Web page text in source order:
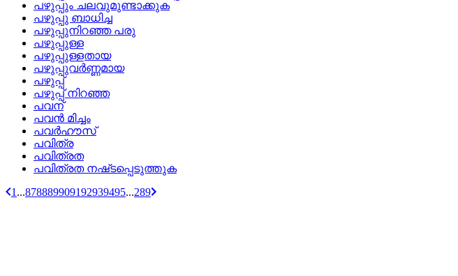
പഴുപ്പും ചലവുമുണ്ടാക്കുക
പഴുപ്പു ബാധിച്ച
പഴുപ്പുനിറഞ്ഞ പരു
പഴുപ്പുള്ള
പഴുപ്പുള്ളതായ
പഴുപ്പുവര്‍ണ്ണമായ
പഴുപ്പ്
പഴുപ്പ്‌ നിറഞ്ഞ
പവന്
പവന്‍ മിച്ചം
പവര്‍ഹൗസ്
പവിത്ര
പവിത്രത
പവിത്രത നഷ്‌ടപ്പെടുത്തുക
1 ...878889909192939495...289